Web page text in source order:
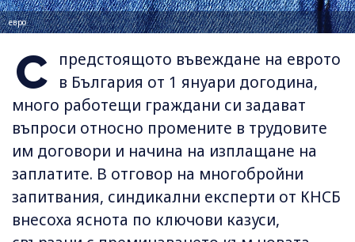
евро
С
предстоящото въвеждане на еврото
в България от 1 януари догодина,
много работещи граждани си задават
въпроси относно промените в трудовите
им договори и начина на изплащане на
заплатите. В отговор на многобройни
запитвания, синдикални експерти от КНСБ
внесоха яснота по ключови казуси,